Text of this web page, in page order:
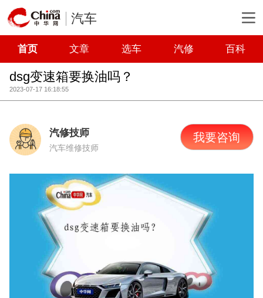
汽车
首页 文章 选车 汽修 百科
dsg变速箱要换油吗？
2023-07-17 16:18:55
汽修技师
汽车维修技师
我要咨询